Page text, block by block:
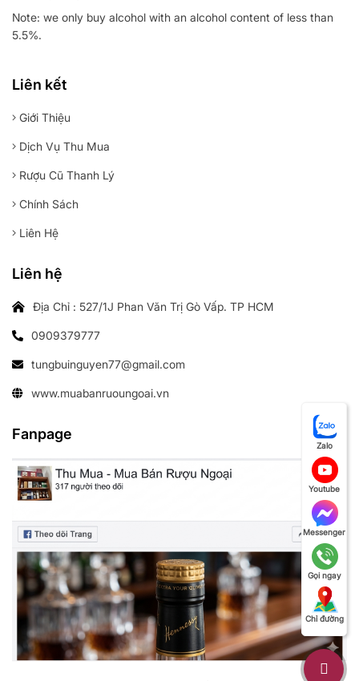
Note: we only buy alcohol with an alcohol content of less than
5.5%.
Liên kết
Giới Thiệu
Dịch Vụ Thu Mua
Rượu Cũ Thanh Lý
Chính Sách
Liên Hệ
Liên hệ
Địa Chỉ : 527/1J Phan Văn Trị Gò Vấp. TP HCM
0909379777
tungbuinguyen77@gmail.com
www.muabanruoungoai.vn
Fanpage
Zalo
Youtube
Messenger
Gọi ngay
Chỉ đường